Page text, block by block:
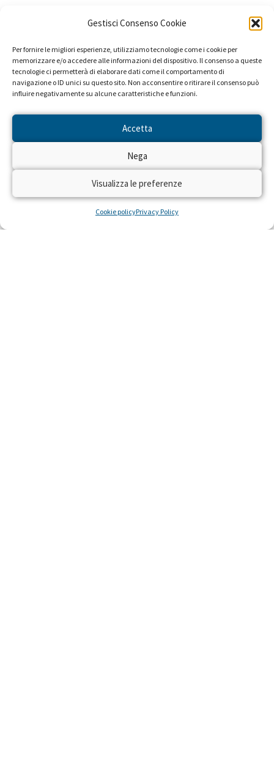
Gestisci Consenso Cookie
Per fornire le migliori esperienze, utilizziamo tecnologie come i cookie per
memorizzare e/o accedere alle informazioni del dispositivo. Il consenso a queste
tecnologie ci permetterà di elaborare dati come il comportamento di
navigazione o ID unici su questo sito. Non acconsentire o ritirare il consenso può
influire negativamente su alcune caratteristiche e funzioni.
Accetta
Nega
Visualizza le preferenze
Cookie policyPrivacy Policy
Trenta Ore per la Vita, sono stati quasi esclusivamente di tipo
alfabetizzazione, difesa dei diritti umani e promozione della
donna, formazione professionale e avviamento al lavoro dei
giovani più poveri ed emarginati. Nel 2010 Trenta Ore per la
Vita ha sostenuto “Maison Gahinja”, progetto del “VIS –
Volontariato Internazionale per lo Sviluppo” riguardante
l’intervento educativo e psico-sociale per la riduzione e la
prevenzione del fenomeno “ragazzi di strada” nella città di
Goma. La “Maison Gahinja” è una filiale del Centro Giovanile
“Don Bosco Ngangi”, che serve da centro di prima accoglienza
per i bambini appena arrivati dalla strada